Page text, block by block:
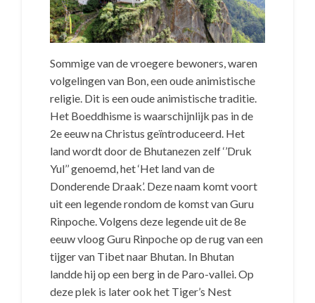
Sommige van de vroegere bewoners, waren
volgelingen van Bon, een oude animistische
religie. Dit is een oude animistische traditie.
Het Boeddhisme is waarschijnlijk pas in de
2e eeuw na Christus geïntroduceerd. Het
land wordt door de Bhutanezen zelf ‘’Druk
Yul’’ genoemd, het ‘Het land van de
Donderende Draak’. Deze naam komt voort
uit een legende rondom de komst van Guru
Rinpoche. Volgens deze legende uit de 8e
eeuw vloog Guru Rinpoche op de rug van een
tijger van Tibet naar Bhutan. In Bhutan
landde hij op een berg in de Paro-vallei. Op
deze plek is later ook het Tiger’s Nest